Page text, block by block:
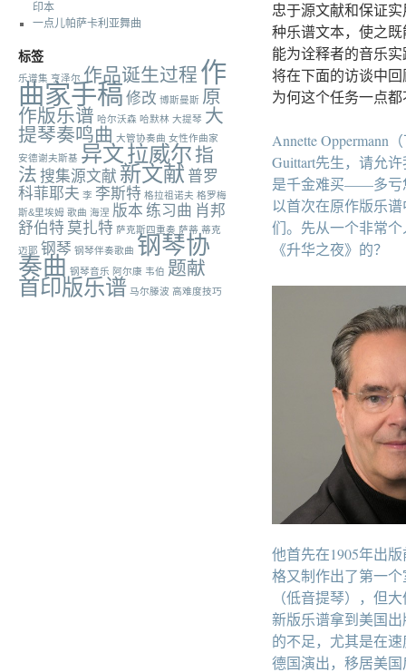
忠于源文献和保证
种乐谱文本，使之
能为诠释者的音乐
将在下面的访谈中
为何这个任务一点
Annette Oppermann
Guittart先生，请允
是千金难买——多亏
以首次在原作版乐
们。先从一个非常
《升华之夜》的？
他首先在1905年出
格又制作出了第一
（低音提琴），但
新版乐谱拿到美国
的不足，尤其是在
德国演出，移居美
印本
一点儿帕萨卡利亚舞曲
标签
乐谱集 亨泽尔 作品诞生过程 作
曲家手稿 修改 博斯曼斯 原
作版乐谱 哈尔沃森 哈默林 大提琴 大
提琴奏鸣曲 大管协奏曲 女性作曲家
安德谢夫斯基 异文拉威尔 指
法 搜集源文献 新文献 普罗
科菲耶夫 李 李斯特 格拉祖诺夫 格罗梅
斯&里埃姆 歌曲 海涅 版本 练习曲 肖邦
舒伯特 莫扎特 萨克斯四重奏 萨蒂 蒂克
迈耶 钢琴 钢琴伴奏歌曲 钢琴协
奏曲 钢琴音乐 阿尔康 韦伯 题献
首印版乐谱 马尔滕波 高难度技巧